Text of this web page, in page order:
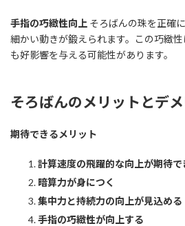
手指の巧緻性向上 そろばんの珠を正確
細かい動きが鍛えられます。この巧緻
も好影響を与える可能性があります。
そろばんのメリットとデ
期待できるメリット
計算速度の飛躍的な向上が期待で
暗算力が身につく
集中力と持続力の向上が見込める
手指の巧緻性が向上する